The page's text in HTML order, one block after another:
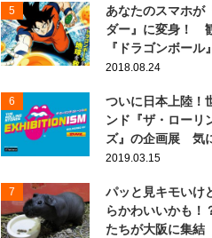
5
あなたのスマホが
ダー』に変身！
『ドラゴンボール
2018.08.24
6
ついに日本上陸！
ンド『ザ・ローリ
ズ』の企画展 気
2019.03.15
7
パッと見キモいけ
らかわいいかも
たちが大阪に集結